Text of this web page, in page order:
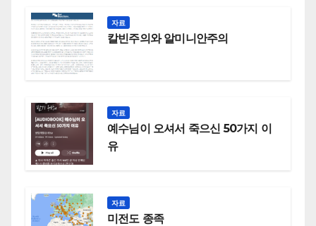
자료
칼빈주의와 알미니안주의
자료
예수님이 오셔서 죽으신 50가지 이
유
자료
미전도 종족